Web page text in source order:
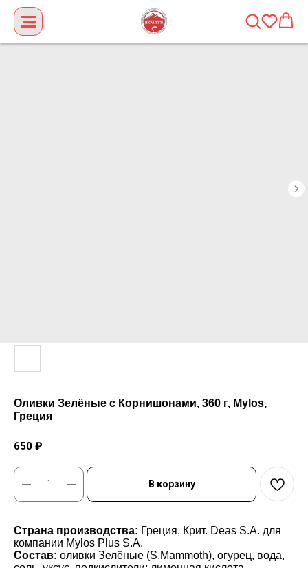
Оливки Зелёные с Корнишонами, 360 г, Mylos,
Греция
650 ₽
В корзину
Страна производства: Греция, Крит. Deas S.A. для
компании Mylos Plus S.A.
Состав: оливки Зелёные (S.Mammoth), огурец, вода,